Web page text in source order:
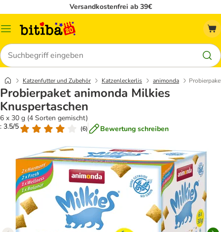
Versandkostenfrei ab 39€
Menü
Suchen
Katzenfutter und Zubehör Katzenleckerlis animonda
Probierpaket animonda Milkies
Knuspertaschen
6 x 30 g (4 Sorten gemischt)
: 3.5/5
(6) Bewertung schreiben